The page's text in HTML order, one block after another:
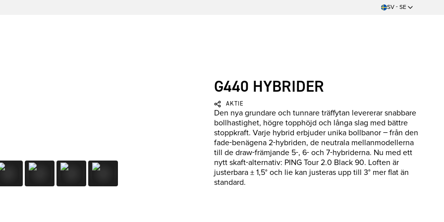
SV - SE
G440 HYBRIDER
AKTIE
Den nya grundare och tunnare träffytan levererar snabbare
bollhastighet, högre topphöjd och långa slag med bättre
stoppkraft. Varje hybrid erbjuder unika bollbanor – från den
fade-benägena 2-hybriden, de neutrala mellanmodellerna
till de draw-främjande 5-, 6- och 7-hybriderna. Nu med ett
nytt skaft-alternativ: PING Tour 2.0 Black 90. Loften är
justerbara ± 1,5° och lie kan justeras upp till 3° mer flat än
standard.